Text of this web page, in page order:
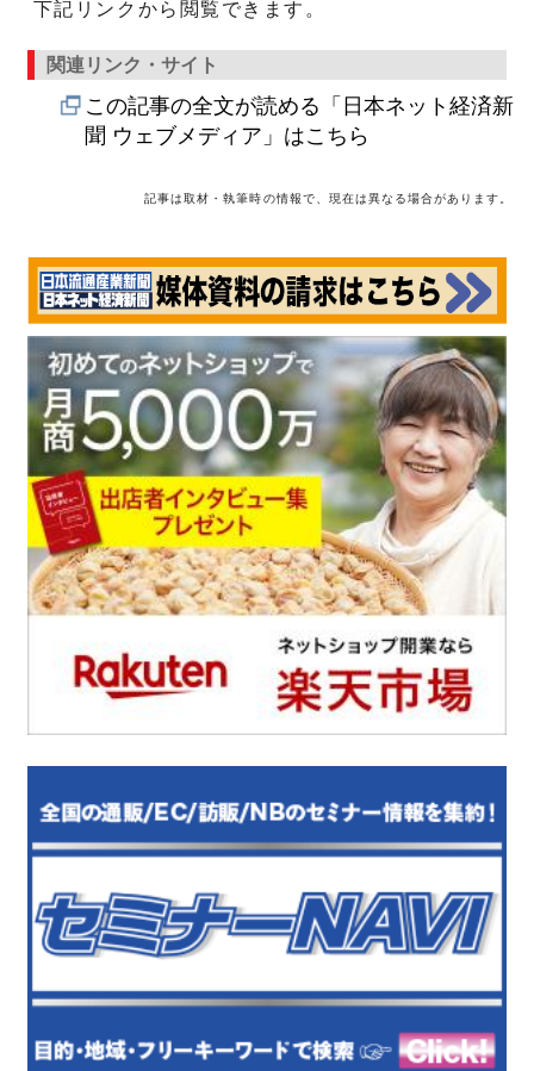
下記リンクから閲覧できます。
関連リンク・サイト
この記事の全文が読める「日本ネット経済新
聞 ウェブメディア」はこちら
記事は取材・執筆時の情報で、現在は異なる場合があります。